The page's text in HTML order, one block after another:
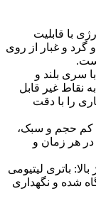
با قابلیت
گرد و غبار از روی
سری بلند و
نقاط غیر قابل
را با دقت
حجم و سبک،
هر زمان و
باتری لیتیومی
شده و نگهداری